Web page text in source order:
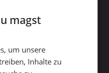
prüfen!
magst
um unsere
Inhalte zu